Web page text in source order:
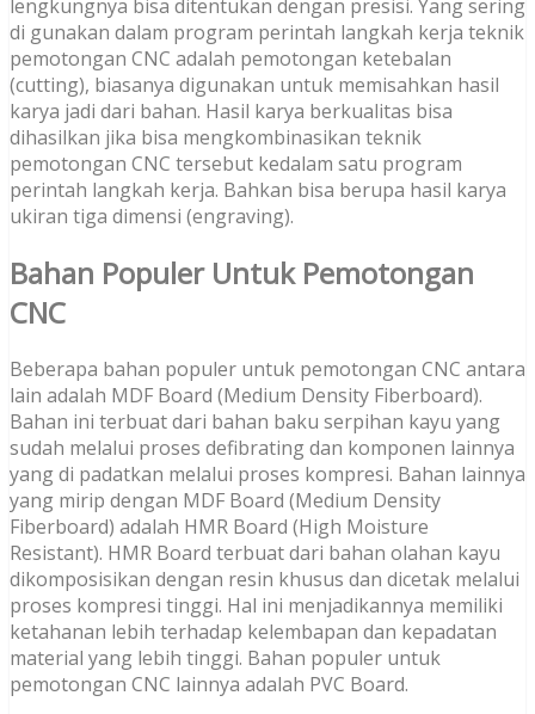
lengkungnya bisa ditentukan dengan presisi. Yang sering
di gunakan dalam program perintah langkah kerja teknik
pemotongan CNC adalah pemotongan ketebalan
(cutting), biasanya digunakan untuk memisahkan hasil
karya jadi dari bahan. Hasil karya berkualitas bisa
dihasilkan jika bisa mengkombinasikan teknik
pemotongan CNC tersebut kedalam satu program
perintah langkah kerja. Bahkan bisa berupa hasil karya
ukiran tiga dimensi (engraving).
Bahan Populer Untuk Pemotongan
CNC
Beberapa bahan populer untuk pemotongan CNC antara
lain adalah MDF Board (Medium Density Fiberboard).
Bahan ini terbuat dari bahan baku serpihan kayu yang
sudah melalui proses defibrating dan komponen lainnya
yang di padatkan melalui proses kompresi. Bahan lainnya
yang mirip dengan MDF Board (Medium Density
Fiberboard) adalah HMR Board (High Moisture
Resistant). HMR Board terbuat dari bahan olahan kayu
dikomposisikan dengan resin khusus dan dicetak melalui
proses kompresi tinggi. Hal ini menjadikannya memiliki
ketahanan lebih terhadap kelembapan dan kepadatan
material yang lebih tinggi. Bahan populer untuk
pemotongan CNC lainnya adalah PVC Board.